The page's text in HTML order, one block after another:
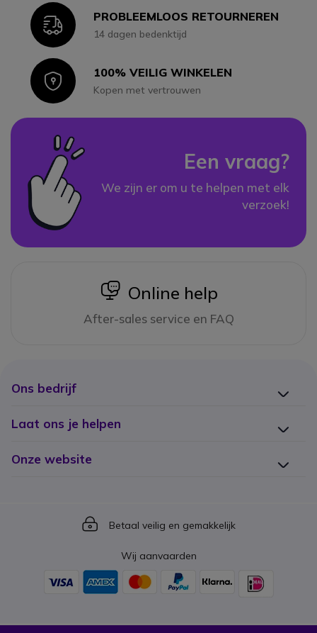
IconPROBLEEMLOOS RETOURNEREN
14 dagen bedenktijd
Icon100% VEILIG WINKELEN
Kopen met vertrouwen
Een vraag?
We zijn er om u te helpen met elk
verzoek!
icon
Online help
After-sales service en FAQ
Ons bedrijf
Laat ons je helpen
Onze website
Icon
Betaal veilig en gemakkelijk
Wij aanvaarden